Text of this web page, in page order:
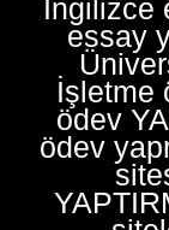
İngilizce
essay
İşletme
ödev
ödev